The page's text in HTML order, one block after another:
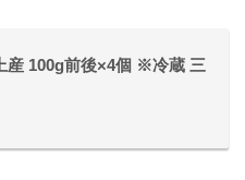
産 100g前後×4個 ※冷蔵 三